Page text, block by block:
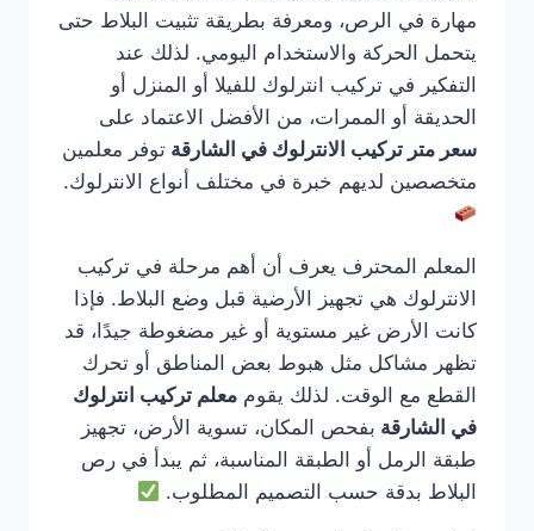
مهارة في الرص، ومعرفة بطريقة تثبيت البلاط حتى
يتحمل الحركة والاستخدام اليومي. لذلك عند
التفكير في تركيب انترلوك للفيلا أو المنزل أو
الحديقة أو الممرات، من الأفضل الاعتماد على
سعر متر تركيب الانترلوك في الشارقة توفر معلمين
متخصصين لديهم خبرة في مختلف أنواع الانترلوك.
المعلم المحترف يعرف أن أهم مرحلة في تركيب
الانترلوك هي تجهيز الأرضية قبل وضع البلاط. فإذا
كانت الأرض غير مستوية أو غير مضغوطة جيدًا، قد
تظهر مشاكل مثل هبوط بعض المناطق أو تحرك
القطع مع الوقت. لذلك يقوم معلم تركيب انترلوك
في الشارقة بفحص المكان، تسوية الأرض، تجهيز
طبقة الرمل أو الطبقة المناسبة، ثم يبدأ في رص
البلاط بدقة حسب التصميم المطلوب.